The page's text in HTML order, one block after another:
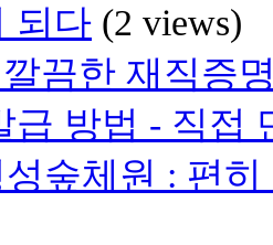
되다 (2 views)
끔한 재직증
급 방법 - 직접
숲체원 : 편